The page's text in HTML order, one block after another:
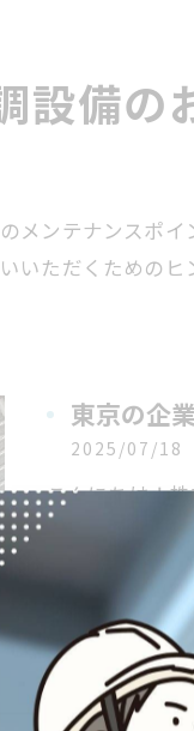
設備の
メンテナンスポ
いただくための
東京の企
2025/07/18
こんにちは！
今回は、東京